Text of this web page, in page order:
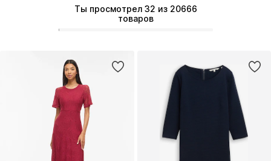
Ты просмотрел 32 из 20666
товаров